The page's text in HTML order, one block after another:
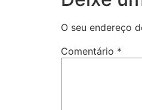
O seu endereço
Comentário *